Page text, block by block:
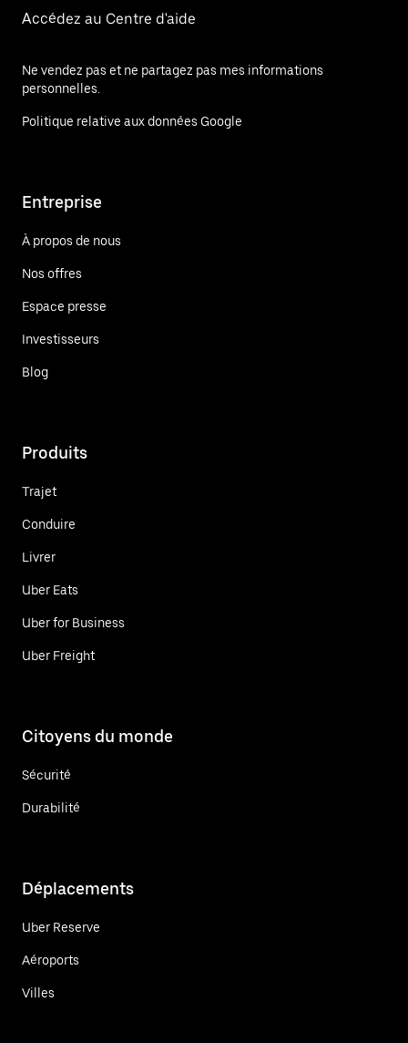
Accédez au Centre d'aide
Ne vendez pas et ne partagez pas mes informations
personnelles.
Politique relative aux données Google
Entreprise
À propos de nous
Nos offres
Espace presse
Investisseurs
Blog
Produits
Trajet
Conduire
Livrer
Uber Eats
Uber for Business
Uber Freight
Citoyens du monde
Sécurité
Durabilité
Déplacements
Uber Reserve
Aéroports
Villes